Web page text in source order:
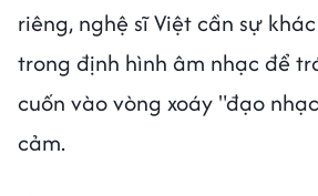
riêng, nghệ sĩ Việt cần sự
trong định hình âm nhạc để
cuốn vào vòng xoáy "đạo
cảm.